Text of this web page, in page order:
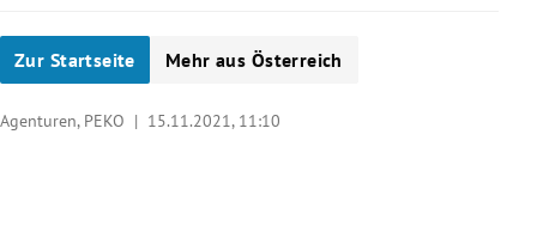
Zur Startseite Mehr aus Österreich
Agenturen, PEKO | 15.11.2021, 11:10